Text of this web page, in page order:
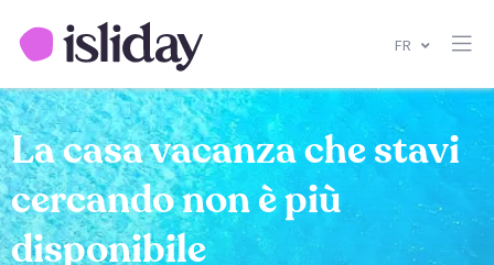
FR
La casa vacanza che stavi
cercando non è più
disponibile